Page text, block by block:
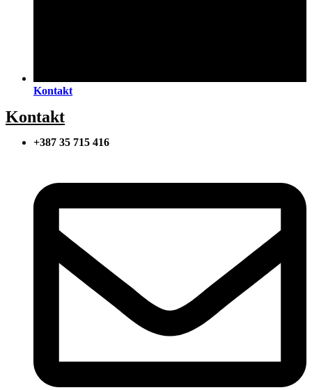
Kontakt
Kontakt
+387 35 715 416